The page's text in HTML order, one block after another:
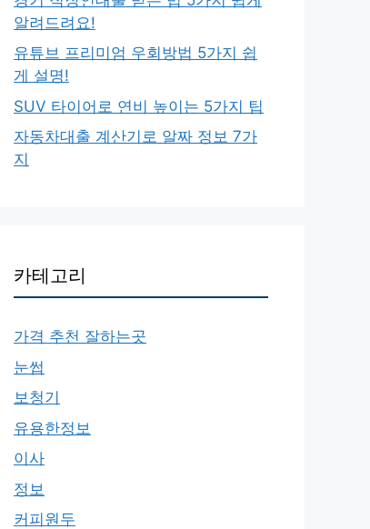
알려드려요!
유튜브 프리미엄 우회방법 5가지 쉽
게 설명!
SUV 타이어로 연비 높이는 5가지 팁
자동차대출 계산기로 알짜 정보 7가
지
카테고리
가격 추천 잘하는곳
눈썹
보청기
유용한정보
이사
정보
커피원두